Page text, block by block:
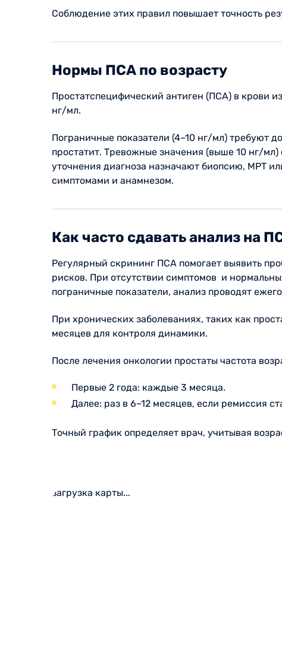
Соблюдение этих правил повышает точность
Нормы ПСА по возрасту
Простатспецифический антиген (ПСА) в крови
нг/мл.
Пограничные показатели (4–10 нг/мл) требуют
простатит. Тревожные значения (выше 10 нг/
уточнения диагноза назначают биопсию, МРТ
симптомами и анамнезом.
Как часто сдавать анализ на
Регулярный скрининг ПСА помогает выявить
рисков. При отсутствии симптомов и
пограничные показатели, анализ проводят
При хронических заболеваниях, таких как
месяцев для контроля динамики.
После лечения онкологии простаты частота
Первые 2 года: каждые 3 месяца.
Далее: раз в 6–12 месяцев, если ремиссия
Точный график определяет врач, учитывая
загрузка карты...